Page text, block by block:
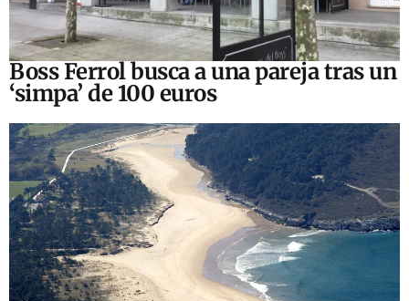
Boss Ferrol busca a una pareja tras un
‘simpa’ de 100 euros